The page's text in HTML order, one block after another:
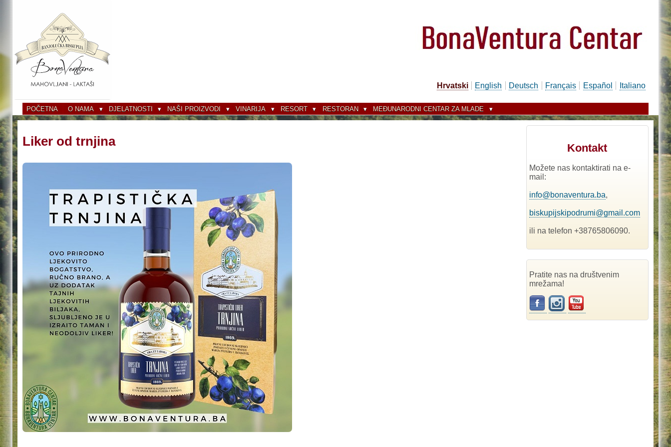
Hrvatski English Deutsch Français Español Italiano
POČETNA O NAMA DJELATNOSTI NAŠI PROIZVODI VINARIJA RESORT RESTORAN MEĐUNARODNI CENTAR ZA MLADE
Liker od trnjina Kontakt
Možete nas kontaktirati na e-
mail:
info@bonaventura.ba,
biskupijskipodrumi@gmail.com
ili na telefon +38765806090.
Pratite nas na društvenim
mrežama!